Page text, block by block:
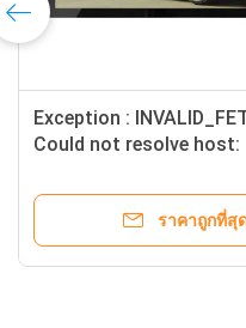
โฆษณาสื่อ Android แบบ
น้าจอขนาด 55 นิ้วติดผนัง
ราคาถูกที่สุด